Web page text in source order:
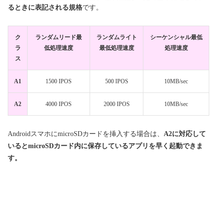
るときに表記される規格です。
ク
ラ
ス
ランダムリード最
低処理速度
ランダムライト
最低処理速度
シーケンシャル最低
処理速度
A1 1500 IPOS 500 IPOS 10MB/sec
A2 4000 IPOS 2000 IPOS 10MB/sec
AndroidスマホにmicroSDカードを挿入する場合は、 A2に対応して
いるとmicroSDカード内に保存しているアプリを早く起動できま
す。